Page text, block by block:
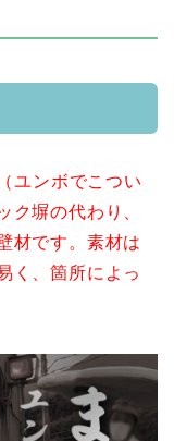
ユンボでこつい
ク塀の代わり、
材です。素材は
く、箇所によっ